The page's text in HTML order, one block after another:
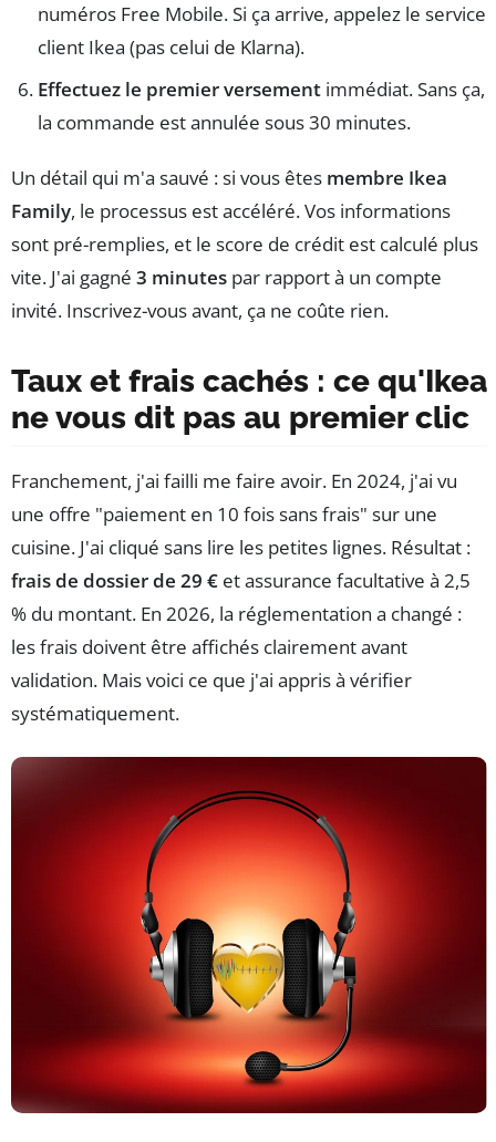
numéros Free Mobile. Si ça arrive, appelez le service
client Ikea (pas celui de Klarna).
Effectuez le premier versement immédiat. Sans ça,
la commande est annulée sous 30 minutes.
Un détail qui m'a sauvé : si vous êtes membre Ikea
Family, le processus est accéléré. Vos informations
sont pré-remplies, et le score de crédit est calculé plus
vite. J'ai gagné 3 minutes par rapport à un compte
invité. Inscrivez-vous avant, ça ne coûte rien.
Taux et frais cachés : ce qu'Ikea
ne vous dit pas au premier clic
Franchement, j'ai failli me faire avoir. En 2024, j'ai vu
une offre "paiement en 10 fois sans frais" sur une
cuisine. J'ai cliqué sans lire les petites lignes. Résultat :
frais de dossier de 29 € et assurance facultative à 2,5
% du montant. En 2026, la réglementation a changé :
les frais doivent être affichés clairement avant
validation. Mais voici ce que j'ai appris à vérifier
systématiquement.